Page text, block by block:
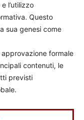
l’utilizzo
Questo
sua genesi come
approvazione formale
contenuti, le
previsti